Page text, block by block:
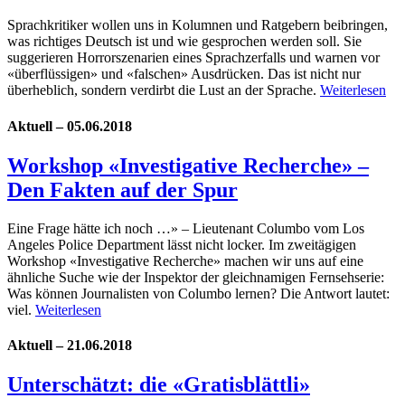
Sprachkritiker wollen uns in Kolumnen und Ratgebern beibringen,
was richtiges Deutsch ist und wie gesprochen werden soll. Sie
suggerieren Horrorszenarien eines Sprachzerfalls und warnen vor
«überflüssigen» und «falschen» Ausdrücken. Das ist nicht nur
überheblich, sondern verdirbt die Lust an der Sprache. Weiterlesen
Aktuell – 05.06.2018
Workshop «Investigative Recherche» –
Den Fakten auf der Spur
Eine Frage hätte ich noch …» – Lieutenant Columbo vom Los
Angeles Police Department lässt nicht locker. Im zweitägigen
Workshop «Investigative Recherche» machen wir uns auf eine
ähnliche Suche wie der Inspektor der gleichnamigen Fernsehserie:
Was können Journalisten von Columbo lernen? Die Antwort lautet:
viel. Weiterlesen
Aktuell – 21.06.2018
Unterschätzt: die «Gratisblättli»